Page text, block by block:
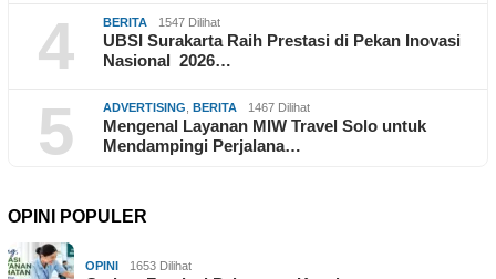
4 BERITA 1547 Dilihat
UBSI Surakarta Raih Prestasi di Pekan Inovasi
Nasional 2026…
5 ADVERTISING BERITA 1467 Dilihat
Mengenal Layanan MIW Travel Solo untuk
Mendampingi Perjalana…
OPINI POPULER
OPINI 1653 Dilihat